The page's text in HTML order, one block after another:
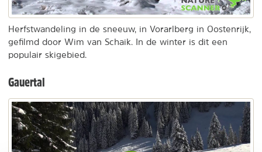
Herfstwandeling in de sneeuw, in Vorarlberg in Oostenrijk,
gefilmd door Wim van Schaik. In de winter is dit een
populair skigebied.
Gauertal